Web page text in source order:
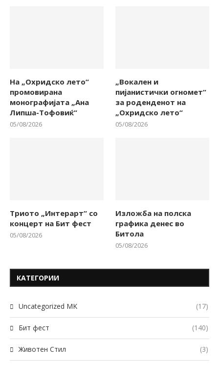
На „Охридско лето“
промовирана
монографијата „Ана
Липша-Тофовиќ“
05/08/2026
„Вокален и
пијанистички огномет“
за роденденот на
„Охридско лето“
05/08/2026
Триото „Интерарт“ со
концерт на Бит фест
05/08/2026
Изложба на полска
графика денес во
Битола
05/08/2026
КАТЕГОРИИ
Uncategorized MK (17)
Бит фест (140)
Животен Стил (3)